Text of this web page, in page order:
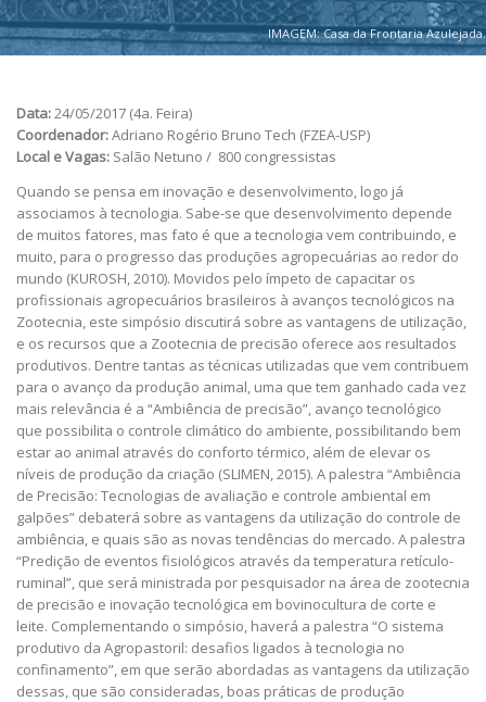
IMAGEM: Casa da Frontaria Azulejada.
Data:24/05/2017 (4a. Feira)
Coordenador:Adriano Rogério Bruno Tech (FZEA-USP)
Local e Vagas: Salão Netuno / 800 congressistas
Quando se pensa em inovação e desenvolvimento, logo já
associamos à tecnologia. Sabe-se que desenvolvimento depende
de muitos fatores, mas fato é que a tecnologia vem contribuindo, e
muito, para o progresso das produções agropecuárias ao redor do
mundo (KUROSH, 2010). Movidos pelo ímpeto de capacitar os
profissionais agropecuários brasileiros à avanços tecnológicos na
Zootecnia, este simpósio discutirá sobre as vantagens de utilização,
e os recursos que a Zootecnia de precisão oferece aos resultados
produtivos. Dentre tantas as técnicas utilizadas que vem contribuem
para o avanço da produção animal, uma que tem ganhado cada vez
mais relevância é a “Ambiência de precisão”, avanço tecnológico
que possibilita o controle climático do ambiente, possibilitando bem
estar ao animal através do conforto térmico, além de elevar os
níveis de produção da criação (SLIMEN, 2015). A palestra “Ambiência
de Precisão: Tecnologias de avaliação e controle ambiental em
galpões” debaterá sobre as vantagens da utilização do controle de
ambiência, e quais são as novas tendências do mercado. A palestra
“Predição de eventos fisiológicos através da temperatura retículo-
ruminal”, que será ministrada por pesquisador na área de zootecnia
de precisão e inovação tecnológica em bovinocultura de corte e
leite. Complementando o simpósio, haverá a palestra “O sistema
produtivo da Agropastoril: desafios ligados à tecnologia no
confinamento”, em que serão abordadas as vantagens da utilização
dessas, que são consideradas, boas práticas de produção